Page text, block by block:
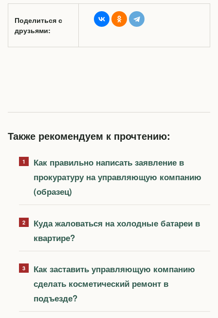
Поделиться с
друзьями:
Также рекомендуем к прочтению:
Как правильно написать заявление в
прокуратуру на управляющую компанию
(образец)
Куда жаловаться на холодные батареи в
квартире?
Как заставить управляющую компанию
сделать косметический ремонт в
подъезде?